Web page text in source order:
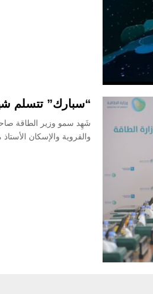
“سبارك” تتسلم
شَهِد سمو وزير الطاقة
والقروية والإسكان